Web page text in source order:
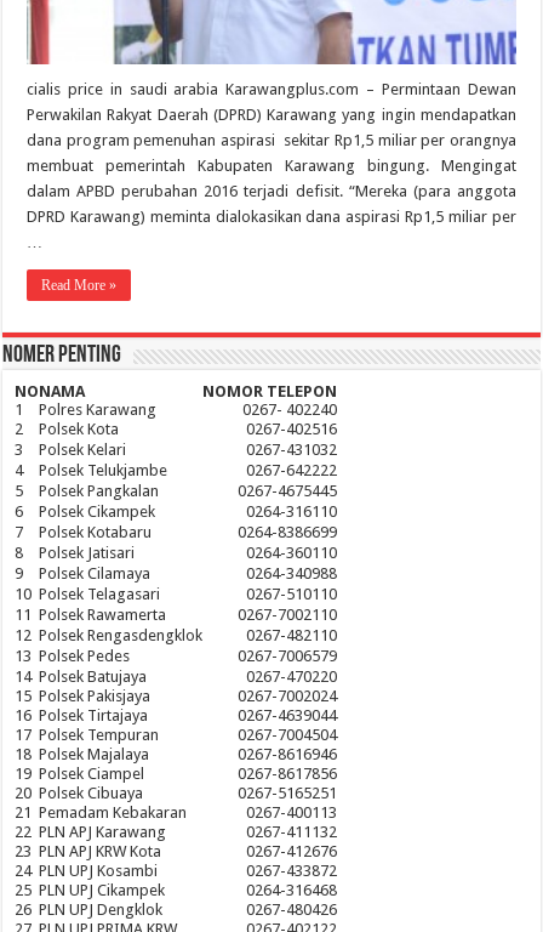
cialis price in saudi arabia Karawangplus.com – Permintaan Dewan
Perwakilan Rakyat Daerah (DPRD) Karawang yang ingin mendapatkan
dana program pemenuhan aspirasi sekitar Rp1,5 miliar per orangnya
membuat pemerintah Kabupaten Karawang bingung. Mengingat
dalam APBD perubahan 2016 terjadi defisit. “Mereka (para anggota
DPRD Karawang) meminta dialokasikan dana aspirasi Rp1,5 miliar per
Read More »
Nomer Penting
NONAMA
NOMOR TELEPON
1
Polres Karawang
0267- 402240
2
Polsek Kota
0267-402516
3
Polsek Kelari
0267-431032
4
Polsek Telukjambe
0267-642222
5
Polsek Pangkalan
0267-4675445
6
Polsek Cikampek
0264-316110
7
Polsek Kotabaru
0264-8386699
8
Polsek Jatisari
0264-360110
9
Polsek Cilamaya
0264-340988
10 Polsek Telagasari
0267-510110
11 Polsek Rawamerta
0267-7002110
12 Polsek Rengasdengklok
0267-482110
13 Polsek Pedes
0267-7006579
14 Polsek Batujaya
0267-470220
15 Polsek Pakisjaya
0267-7002024
16 Polsek Tirtajaya
0267-4639044
17 Polsek Tempuran
0267-7004504
18 Polsek Majalaya
0267-8616946
19 Polsek Ciampel
0267-8617856
20 Polsek Cibuaya
0267-5165251
21 Pemadam Kebakaran
0267-400113
22 PLN APJ Karawang
0267-411132
23 PLN APJ KRW Kota
0267-412676
24 PLN UPJ Kosambi
0267-433872
25 PLN UPJ Cikampek
0264-316468
26 PLN UPJ Dengklok
0267-480426